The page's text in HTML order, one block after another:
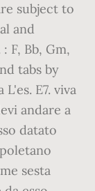
subject to
and
F, Bb, Gm,
tabs by
E7. viva
andare a
datato
sesta